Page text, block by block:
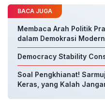
BACA JUGA
Membaca Arah Politik
dalam Demokrasi Modern
Democracy Stability
Soal Pengkhianat!
Keras, yang Kalah